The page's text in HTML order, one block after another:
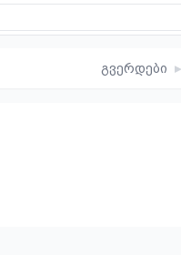
გვერდები ▸